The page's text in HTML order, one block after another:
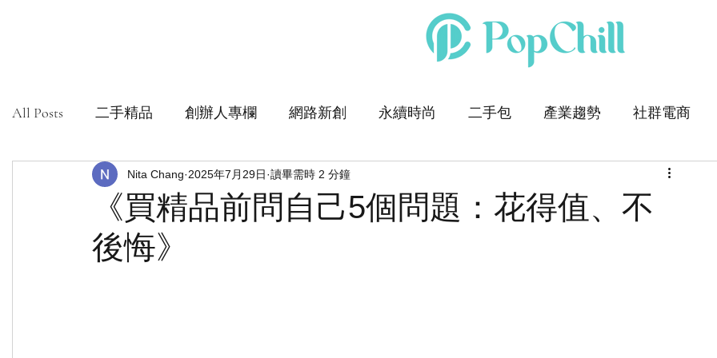
All Posts 二手精品 創辦人專欄 網路新創 永續時尚 二手包 產業趨勢 社群電商
社會創新組織 安心購鑑定
《買精品前問自己5個問題：花得值、不
後悔》
Nita Chang 2025年7月29日 讀畢需時 2 分鐘